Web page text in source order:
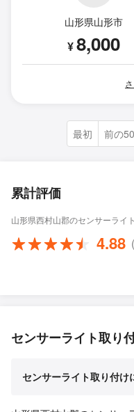
山形県山形市
¥8,000
最初 前の
累計評価
山形県西村山郡のセンサーライ
4.88
センサーライト取り
センサーライト取り付け